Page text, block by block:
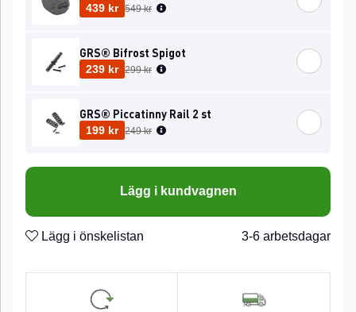
439 kr
Ordinarie pris:
549 kr
GRS® Bifrost Spigot
239 kr
Ordinarie pris:
299 kr
GRS® Piccatinny Rail 2 st
199 kr
Ordinarie pris:
249 kr
Lägg i kundvagnen
Lägg i önskelistan 3-6 arbetsdagar